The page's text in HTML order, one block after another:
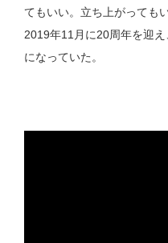
てもいい。立ち上がっても
2019年11月に20周年を迎
になっていた。